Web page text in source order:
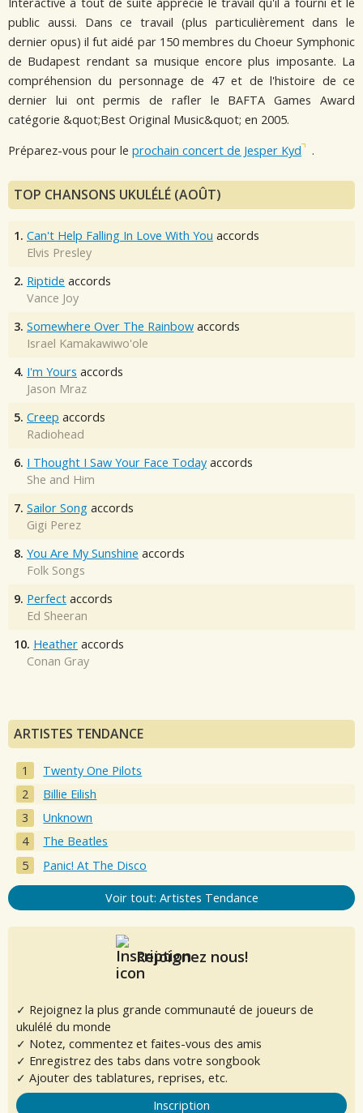
public aussi. Dans ce travail (plus particulièrement dans le
dernier opus) il fut aidé par 150 membres du Choeur Symphonic
de Budapest rendant sa musique encore plus imposante. La
compréhension du personnage de 47 et de l'histoire de ce
dernier lui ont permis de rafler le BAFTA Games Award
catégorie &quot;Best Original Music&quot; en 2005.
Préparez-vous pour le prochain concert de Jesper Kyd .
TOP CHANSONS UKULÉLÉ (AOÛT)
1. Can't Help Falling In Love With You accords
Elvis Presley
2. Riptide accords
Vance Joy
3. Somewhere Over The Rainbow accords
Israel Kamakawiwo'ole
4. I'm Yours accords
Jason Mraz
5. Creep accords
Radiohead
6. I Thought I Saw Your Face Today accords
She and Him
7. Sailor Song accords
Gigi Perez
8. You Are My Sunshine accords
Folk Songs
9. Perfect accords
Ed Sheeran
10. Heather accords
Conan Gray
ARTISTES TENDANCE
Twenty One Pilots
Billie Eilish
Unknown
The Beatles
Panic! At The Disco
Voir tout: Artistes Tendance
Rejoignez nous!
✓ Rejoignez la plus grande communauté de joueurs de
ukulélé du monde
✓ Notez, commentez et faites-vous des amis
✓ Enregistrez des tabs dans votre songbook
✓ Ajouter des tablatures, reprises, etc.
Inscription